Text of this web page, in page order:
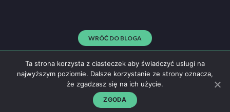
WRÓĆ DO BLOGA
NAPISZ DO NAS
kontakt@bedriver.pl
Regulamin
Ta strona korzysta z ciasteczek aby świadczyć usługi na
najwyższym poziomie. Dalsze korzystanie ze strony oznacza,
że zgadzasz się na ich użycie.
ZGODA